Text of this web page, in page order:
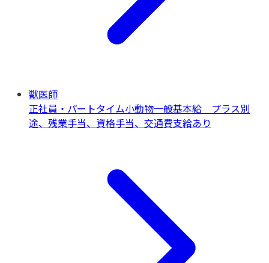
獣医師
正社員・パートタイム小動物一般基本給 プラス別
途、残業手当、資格手当、交通費支給あり